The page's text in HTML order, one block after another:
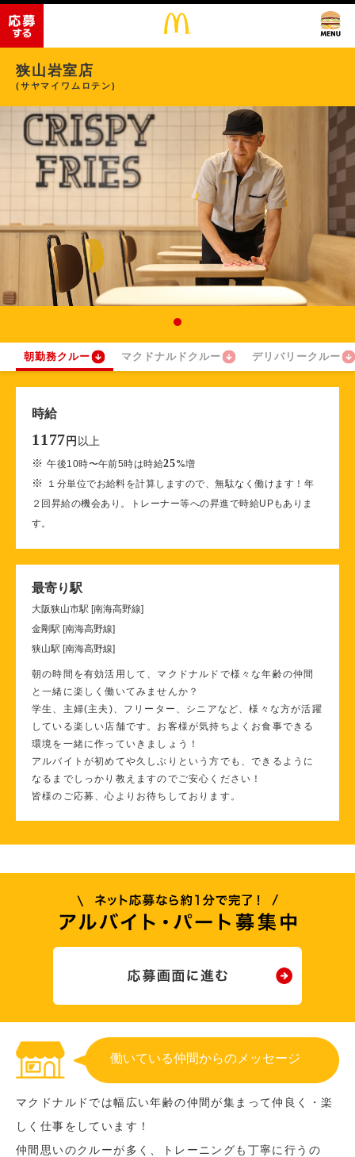
狭山岩室店
(サヤマイワムロテン)
朝勤務クルー マクドナルドクルー デリバリークルー
時給
1177 円 以上
※午後10時〜午前5時は時給25%増
※
１分単位でお給料を計算しますので、無駄なく働けます！年
２回昇給の機会あり。トレーナー等への昇進で時給UPもありま
す。
最寄り駅
大阪狭山市駅 [南海高野線]
金剛駅 [南海高野線]
狭山駅 [南海高野線]
朝の時間を有効活用して、マクドナルドで様々な年齢の仲間
と一緒に楽しく働いてみませんか？
学生、主婦(主夫)、フリーター、シニアなど、様々な方が活躍
している楽しい店舗です。お客様が気持ちよくお食事できる
環境を一緒に作っていきましょう！
アルバイトが初めてや久しぶりという方でも、できるように
なるまでしっかり教えますのでご安心ください！
皆様のご応募、心よりお待ちしております。
働いている仲間からのメッセージ
マクドナルドでは幅広い年齢の仲間が集まって仲良く・楽
しく仕事をしています！
仲間思いのクルーが多く、トレーニングも丁寧に行うの